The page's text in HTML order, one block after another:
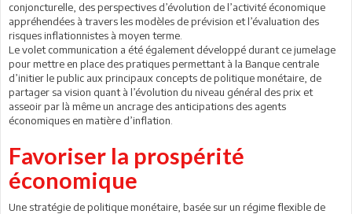
conjoncturelle, des perspectives d’évolution de l’activité économique
appréhendées à travers les modèles de prévision et l’évaluation des
risques inflationnistes à moyen terme.
Le volet communication a été également développé durant ce jumelage
pour mettre en place des pratiques permettant à la Banque centrale
d’initier le public aux principaux concepts de politique monétaire, de
partager sa vision quant à l’évolution du niveau général des prix et
asseoir par là même un ancrage des anticipations des agents
économiques en matière d’inflation.
Favoriser la prospérité
économique
Une stratégie de politique monétaire, basée sur un régime flexible de